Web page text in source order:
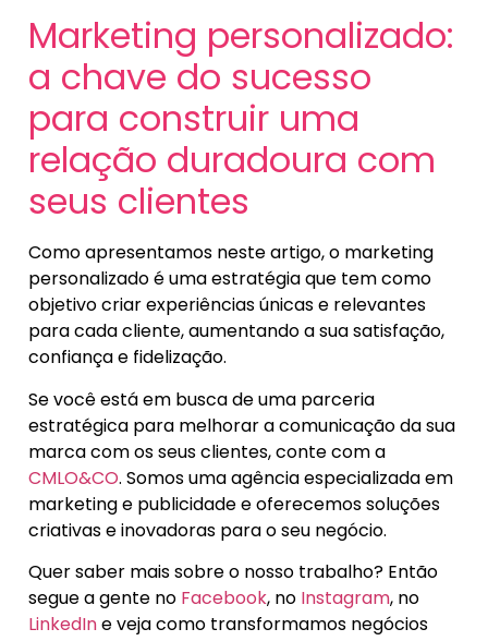
Marketing personalizado:
a chave do sucesso
para construir uma
relação duradoura com
seus clientes
Como apresentamos neste artigo, o marketing
personalizado é uma estratégia que tem como
objetivo criar experiências únicas e relevantes
para cada cliente, aumentando a sua satisfação,
confiança e fidelização.
Se você está em busca de uma parceria
estratégica para melhorar a comunicação da sua
marca com os seus clientes, conte com a
CMLO&CO. Somos uma agência especializada em
marketing e publicidade e oferecemos soluções
criativas e inovadoras para o seu negócio.
Quer saber mais sobre o nosso trabalho? Então
segue a gente no Facebook, no Instagram, no
LinkedIne veja como transformamos negócios